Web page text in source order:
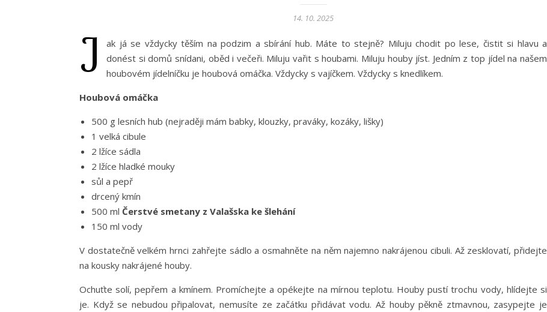
14. 10. 2025
J
ak já se vždycky těším na podzim a sbírání hub. Máte to stejně? Miluju chodit po lese, čistit si hlavu a
donést si domů snídani, oběd i večeři. Miluju vařit s houbami. Miluju houby jíst. Jedním z top jídel na našem
houbovém jídelníčku je houbová omáčka. Vždycky s vajíčkem. Vždycky s knedlíkem.
Houbová omáčka
500 g lesních hub (nejraději mám babky, klouzky, praváky, kozáky, lišky)
1 velká cibule
2 lžíce sádla
2 lžíce hladké mouky
sůl a pepř
drcený kmín
500 ml Čerstvé smetany z Valašska ke šlehání
150 ml vody
V dostatečně velkém hrnci zahřejte sádlo a osmahněte na něm najemno nakrájenou cibuli. Až zesklovatí, přidejte
na kousky nakrájené houby.
Ochuťte solí, pepřem a kmínem. Promíchejte a opékejte na mírnou teplotu. Houby pustí trochu vody, hlídejte si
je. Když se nebudou připalovat, nemusíte ze začátku přidávat vodu. Až houby pěkně ztmavnou, zasypejte je